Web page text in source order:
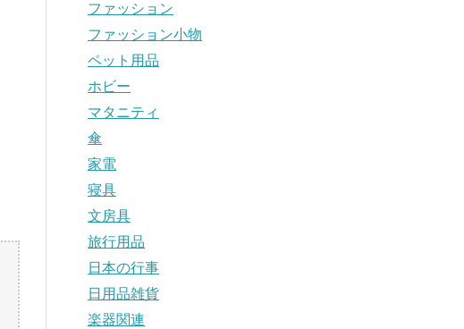
ファッション
ファッション小物
ペット用品
ホビー
マタニティ
傘
家電
寝具
文房具
旅行用品
日本の行事
日用品雑貨
楽器関連